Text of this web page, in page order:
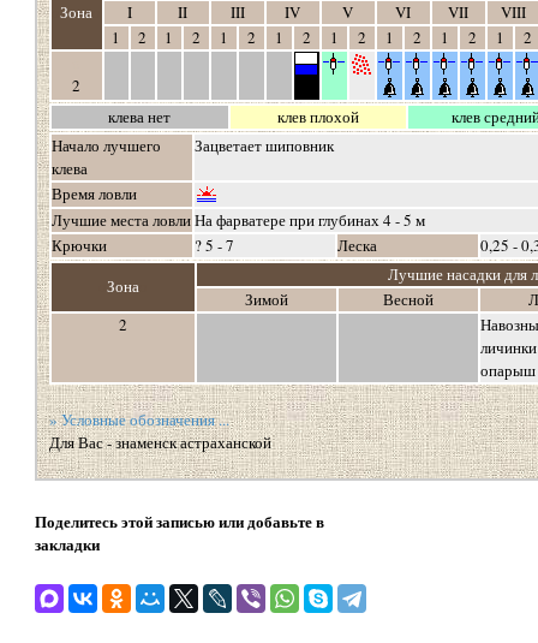
Зона
I
II III IV V VI VII
VIII
1
2 1 2 1 2 1 2 1 2 1 2 1 2 1
2
2
клева нет
клев плохой
клев
Начало лучшего
клева
Зацветает шиповник
Время ловли
Лучшие места ловлиНа фарватере при глубинах 4 - 5 м
Крючки
? 5 - 7 Леска
0,25 -
Зонао
Лучшие насадки для
Зимой
Весной
2
опарыш
» Условные обозначения ...
Для Вас - знаменск астраханской
Поделитесь этой записью или добавьте в
закладки